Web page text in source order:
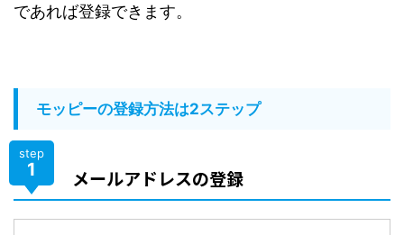
であれば登録できます。
モッピーの登録方法は2ステップ
step
1 メールアドレスの登録